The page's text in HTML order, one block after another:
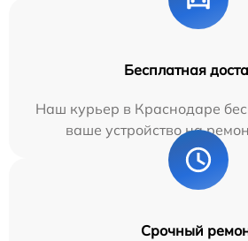
Бесплатная
Наш курьер в Краснодаре
ваше устройство на
Срочный